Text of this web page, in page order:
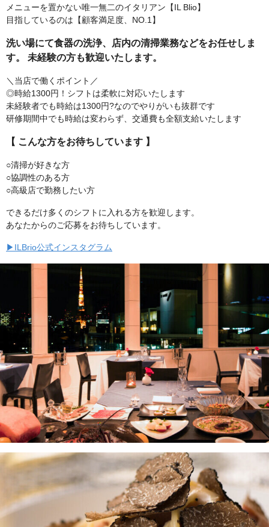
メニューを置かない唯一無二のイタリアン【IL Blio】
目指しているのは【顧客満足度、NO.1】
洗い場にて食器の洗浄、店内の清掃業務などをお任せしま
す。 未経験の方も歓迎いたします。
＼当店で働くポイント／
◎時給1300円！シフトは柔軟に対応いたします
未経験者でも時給は1300円?なのでやりがいも抜群です
研修期間中でも時給は変わらず、交通費も全額支給いたします
【 こんな方をお待ちしています 】
○清掃が好きな方
○協調性のある方
○高級店で勤務したい方
できるだけ多くのシフトに入れる方を歓迎します。
あなたからのご応募をお待ちしています。
▶ILBrio公式インスタグラム